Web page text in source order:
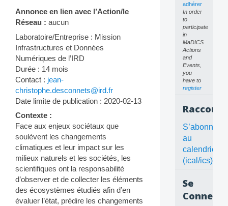
Annonce en lien avec l’Action/le
Réseau : aucun
Laboratoire/Entreprise : Mission
Infrastructures et Données
Numériques de l’IRD
Durée : 14 mois
Contact : jean-
christophe.desconnets@ird.fr
Date limite de publication : 2020-02-13
Contexte :
Face aux enjeux sociétaux que
soulèvent les changements
climatiques et leur impact sur les
milieux naturels et les sociétés, les
scientifiques ont la responsabilité
d’observer et de collecter les éléments
des écosystèmes étudiés afin d’en
évaluer l’état, prédire les changements
adhérer
In order
to
participate
in
MaDICS
Actions
and
Events,
you
have to
register
S’abonner
au
calendrier
(ical/ics)
Se